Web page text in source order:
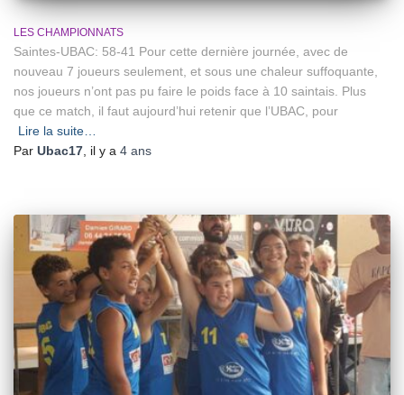
LES CHAMPIONNATS
Saintes-UBAC: 58-41 Pour cette dernière journée, avec de
nouveau 7 joueurs seulement, et sous une chaleur suffoquante,
nos joueurs n’ont pas pu faire le poids face à 10 saintais. Plus
que ce match, il faut aujourd’hui retenir que l’UBAC, pour
Lire la suite…
Par Ubac17 , il y a 4 ans